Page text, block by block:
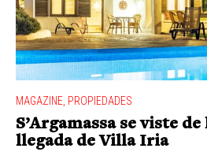
MAGAZINE, PROPIEDADES
S’Argamassa se viste
llegada de Villa Iria